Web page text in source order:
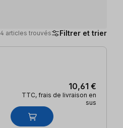
4 articles trouvés Filtrer et trier
10,61 €
TTC, frais de livraison en
sus